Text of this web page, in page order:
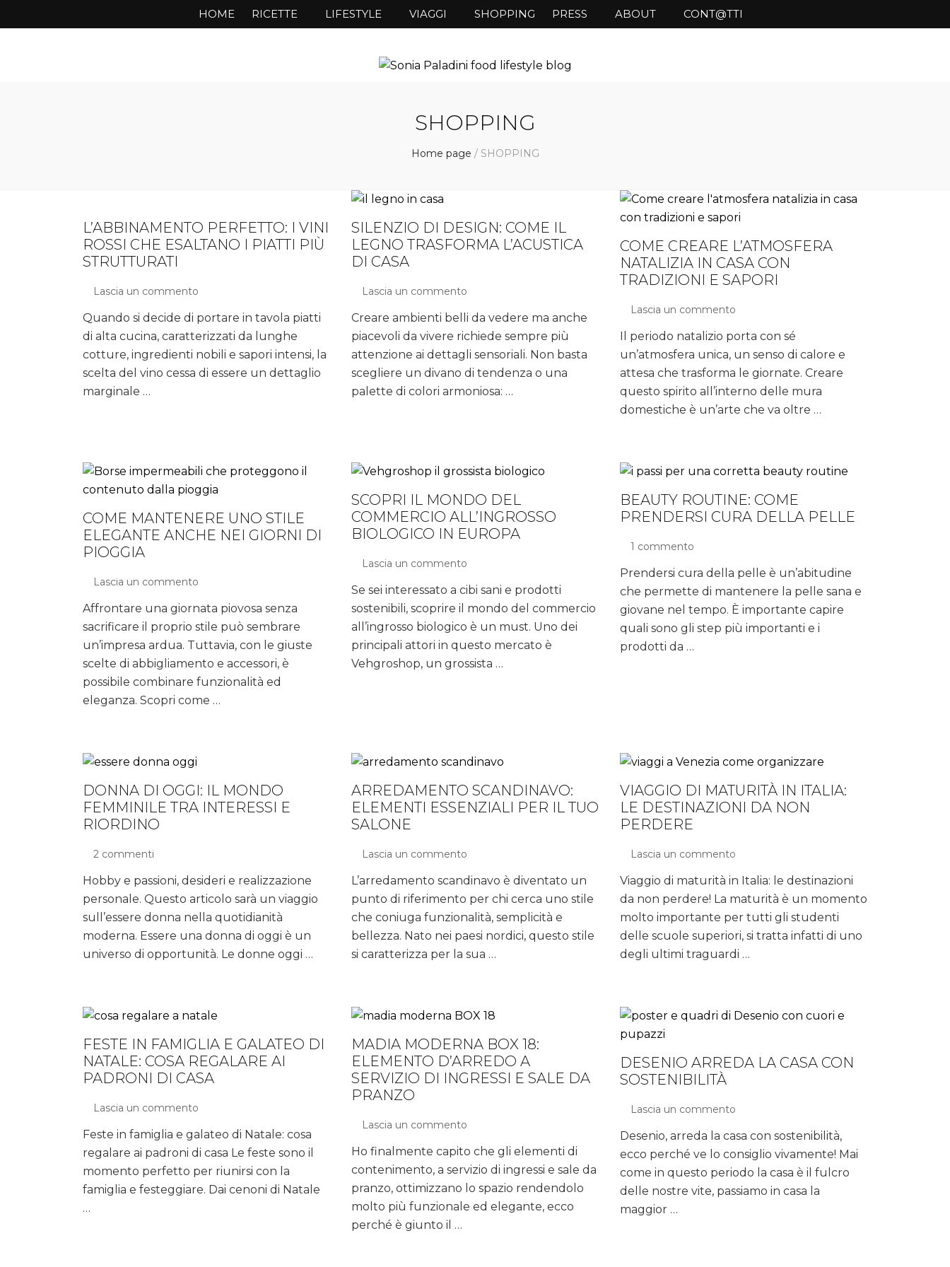
HOME RICETTE LIFESTYLE VIAGGI SHOPPING PRESS ABOUT CONT@TTI
SHOPPING
Home page / SHOPPING
L’ABBINAMENTO PERFETTO: I VINI
ROSSI CHE ESALTANO I PIATTI PIÙ
STRUTTURATI
Lascia un commento
perfetto:
i
vini
rossi
che
Quando si decide di portare in tavola piatti
di alta cucina, caratterizzati da lunghe
cotture, ingredienti nobili e sapori intensi, la
scelta del vino cessa di essere un dettaglio
marginale …
SILENZIO DI DESIGN: COME IL
LEGNO TRASFORMA L’ACUSTICA
DI CASA
Lascia un commento
di
design:
Come
il
legno
trasforma
Creare ambienti belli da vedere ma anche
piacevoli da vivere richiede sempre più
attenzione ai dettagli sensoriali. Non basta
scegliere un divano di tendenza o una
palette di colori armoniosa: …
COME CREARE L’ATMOSFERA
NATALIZIA IN CASA CON
TRADIZIONI E SAPORI
Lascia un commento
creare
l’atmosfera
natalizia
casa
con
Il periodo natalizio porta con sé
un’atmosfera unica, un senso di calore e
attesa che trasforma le giornate. Creare
questo spirito all’interno delle mura
domestiche è un’arte che va oltre …
COME MANTENERE UNO STILE
ELEGANTE ANCHE NEI GIORNI DI
PIOGGIA
Lascia un commento
mantenere
uno
stile
anche
nei
giorni
Affrontare una giornata piovosa senza
sacrificare il proprio stile può sembrare
un’impresa ardua. Tuttavia, con le giuste
scelte di abbigliamento e accessori, è
possibile combinare funzionalità ed
eleganza. Scopri come …
SCOPRI IL MONDO DEL
COMMERCIO ALL’INGROSSO
BIOLOGICO IN EUROPA
Lascia un commento
il
mondo
del
all’ingrosso
biologico
Se sei interessato a cibi sani e prodotti
sostenibili, scoprire il mondo del commercio
all’ingrosso biologico è un must. Uno dei
principali attori in questo mercato è
Vehgroshop, un grossista …
BEAUTY ROUTINE: COME
PRENDERSI CURA DELLA PELLE
1 commento
routine:
come
prendersi
della
Prendersi cura della pelle è un’abitudine
che permette di mantenere la pelle sana e
giovane nel tempo. È importante capire
quali sono gli step più importanti e i
prodotti da …
DONNA DI OGGI: IL MONDO
FEMMINILE TRA INTERESSI E
RIORDINO
2 commenti
di
oggi:
il
femminile
tra
Hobby e passioni, desideri e realizzazione
personale. Questo articolo sarà un viaggio
sull’essere donna nella quotidianità
moderna. Essere una donna di oggi è un
universo di opportunità. Le donne oggi …
ARREDAMENTO SCANDINAVO:
ELEMENTI ESSENZIALI PER IL TUO
SALONE
Lascia un commento
Scandinavo:
elementi
essenziali
per
il
tuo
L’arredamento scandinavo è diventato un
punto di riferimento per chi cerca uno stile
che coniuga funzionalità, semplicità e
bellezza. Nato nei paesi nordici, questo stile
si caratterizza per la sua …
VIAGGIO DI MATURITÀ IN ITALIA:
LE DESTINAZIONI DA NON
PERDERE
Lascia un commento
di
maturità
in
Italia:
le
destinazioni
Viaggio di maturità in Italia: le destinazioni
da non perdere! La maturità è un momento
molto importante per tutti gli studenti
delle scuole superiori, si tratta infatti di uno
degli ultimi traguardi …
FESTE IN FAMIGLIA E GALATEO DI
NATALE: COSA REGALARE AI
PADRONI DI CASA
Lascia un commento
in
famiglia
e
galateo
di
Feste in famiglia e galateo di Natale: cosa
regalare ai padroni di casa Le feste sono il
momento perfetto per riunirsi con la
famiglia e festeggiare. Dai cenoni di Natale
…
MADIA MODERNA BOX 18:
ELEMENTO D’ARREDO A
SERVIZIO DI INGRESSI E SALE DA
PRANZO
Lascia un commento
moderna
BOX
18:
elemento
d’arredo
Ho finalmente capito che gli elementi di
contenimento, a servizio di ingressi e sale da
pranzo, ottimizzano lo spazio rendendolo
molto più funzionale ed elegante, ecco
perché è giunto il …
DESENIO ARREDA LA CASA CON
SOSTENIBILITÀ
Lascia un commento
arreda
la
casa
con
sostenibilità
Desenio, arreda la casa con sostenibilità,
ecco perché ve lo consiglio vivamente! Mai
come in questo periodo la casa è il fulcro
delle nostre vite, passiamo in casa la
maggior …